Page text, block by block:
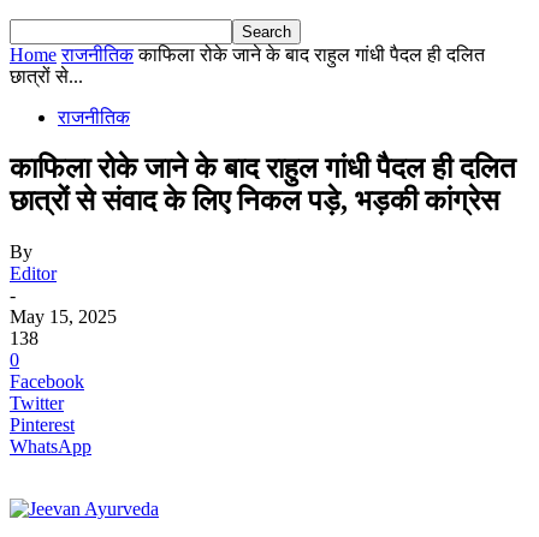
Home राजनीतिक काफिला रोके जाने के बाद राहुल गांधी पैदल ही दलित
छात्रों से...
राजनीतिक
काफिला रोके जाने के बाद राहुल गांधी पैदल ही दलित
छात्रों से संवाद के लिए निकल पड़े, भड़की कांग्रेस
By
Editor
-
May 15, 2025
138
0
Facebook
Twitter
Pinterest
WhatsApp